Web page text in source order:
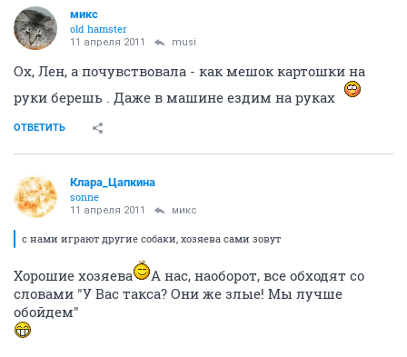
микс
old hamster
11 апреля 2011 musi
Ох, Лен, а почувствовала - как мешок картошки на
руки берешь . Даже в машине ездим на руках
ОТВЕТИТЬ
Клара_Цапкина
sonne
11 апреля 2011 микс
с нами играют другие собаки, хозяева сами зовут
Хорошие хозяева
А нас, наоборот, все обходят со
словами "У Вас такса? Они же злые! Мы лучше
обойдем"